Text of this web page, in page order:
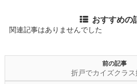
おすすめの
関連記事はありませんでした
前の記事
折戸でカイズクラス